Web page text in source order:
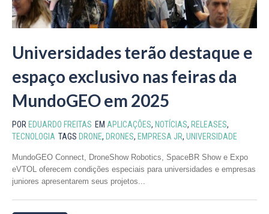
Universidades terão destaque e
espaço exclusivo nas feiras da
MundoGEO em 2025
POR EDUARDO FREITAS EM APLICAÇÕES, NOTÍCIAS, RELEASES,
TECNOLOGIA TAGS DRONE, DRONES, EMPRESA JR, UNIVERSIDADE
MundoGEO Connect, DroneShow Robotics, SpaceBR Show e Expo
eVTOL oferecem condições especiais para universidades e empresas
juniores apresentarem seus projetos...